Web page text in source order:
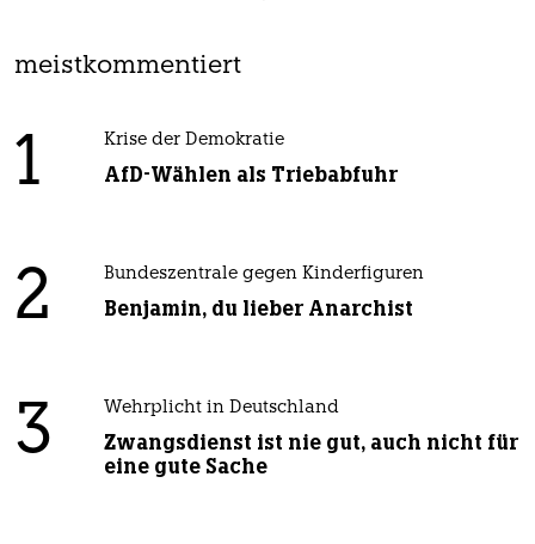
meistkommentiert
1 Krise der Demokratie
AfD-Wählen als Triebabfuhr
2 Bundeszentrale gegen Kinderfiguren
Benjamin, du lieber Anarchist
3 Wehrplicht in Deutschland
Zwangsdienst ist nie gut, auch nicht für
eine gute Sache